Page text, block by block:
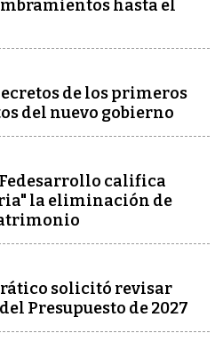
hasta el
de los primeros
del nuevo gobierno
califica
la eliminación de
solicitó revisar
Presupuesto de 2027